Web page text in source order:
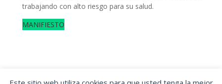
trabajando con alto riesgo para su salud.
MANIFIESTO